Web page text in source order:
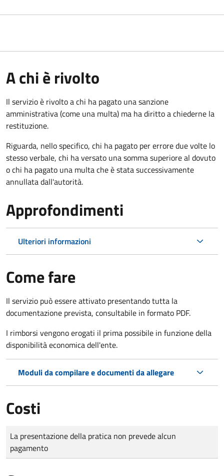
A chi è rivolto
Il servizio è rivolto a chi ha pagato una sanzione
amministrativa (come una multa) ma ha diritto a chiederne la
restituzione.
Riguarda, nello specifico, chi ha pagato per errore due volte lo
stesso verbale, chi ha versato una somma superiore al dovuto
o chi ha pagato una multa che è stata successivamente
annullata dall'autorità.
Approfondimenti
Ulteriori informazioni
Come fare
Il servizio può essere attivato presentando tutta la
documentazione prevista, consultabile in formato PDF.
I rimborsi vengono erogati il prima possibile in funzione della
disponibilità economica dell'ente.
Moduli da compilare e documenti da allegare
Costi
Tipo di pagamento
Importo
La presentazione della pratica non prevede alcun
pagamento